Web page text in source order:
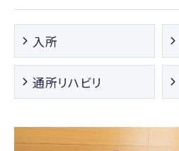
入所
通所リハビリ